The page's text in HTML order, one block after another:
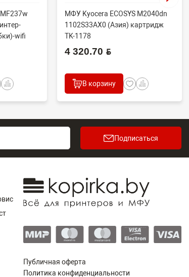
wifi
МФУ Kyocera ECOSYS M2040dn
1102S33AX0 (Азия) картридж
TK-1178
4 320.70 BYN
В корзину
Подписаться
Публичная оферта
Политика конфиденциальности